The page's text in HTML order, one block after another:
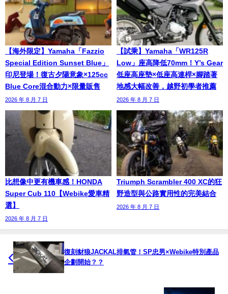
【海外限定】Yamaha「Fazzio
Special Edition Sunset Blue」
印尼登場！復古夕陽意象×125cc
Blue Core混合動力×限量販售
2026 年 8 月 7 日
【試乘】Yamaha「WR125R
Low」座高降低70mm！Y’s Gear
低座高座墊×低座高連桿×腳踏著
地感大幅改善，越野初學者推薦
2026 年 8 月 7 日
比想像中更有機車感！HONDA
Super Cub 110【Webike愛車精
選】
2026 年 8 月 7 日
Triumph Scrambler 400 XC的狂
野造型與公路實用性的完美結合
2026 年 8 月 7 日
復刻豺狼JACKAL排氣管！SP忠男×Webike特別產品
企劃開始？？